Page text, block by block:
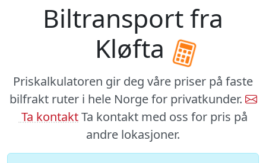
Biltransport fra
Kløfta
Priskalkulatoren gir deg våre priser på faste
bilfrakt ruter i hele Norge for privatkunder.
Ta kontaktTa kontakt med oss for pris på
andre lokasjoner.